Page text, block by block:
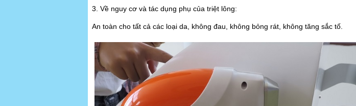
3. Về nguy cơ và tác dụng phụ của triệt lông:
An toàn cho tất cả các loại da, không đau, không bỏng rát, không tăng sắc tố.